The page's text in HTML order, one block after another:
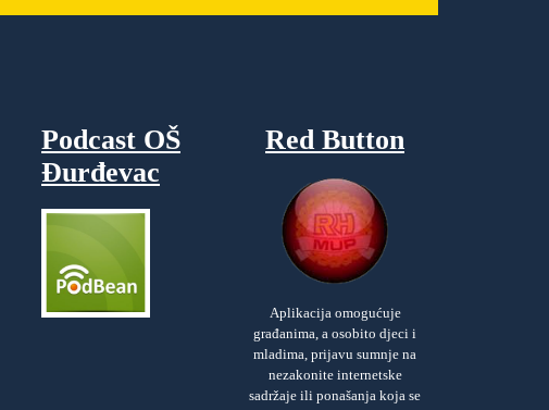
Podcast OŠ
Đurđevac
Red Button
Aplikacija omogućuje
građanima, a osobito djeci i
mladima, prijavu sumnje na
nezakonite internetske
sadržaje ili ponašanja koja se